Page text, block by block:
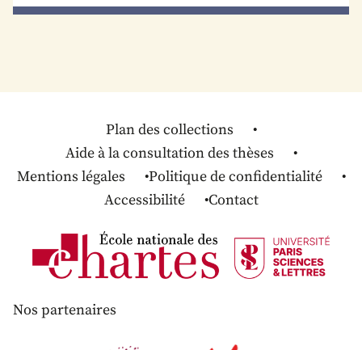
Plan des collections
Aide à la consultation des thèses
Mentions légales
Politique de confidentialité
Accessibilité
Contact
Nos partenaires